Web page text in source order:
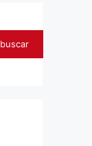
buscar